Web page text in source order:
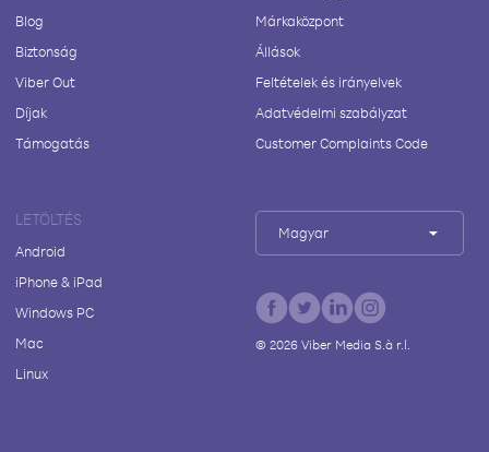
Blog
Biztonság
Viber Out
Díjak
Támogatás
Márkaközpont
Állások
Feltételek és irányelvek
Adatvédelmi szabályzat
Customer Complaints Code
LETÖLTÉS
Android
iPhone & iPad
Windows PC
Mac
Linux
Magyar
© 2026Viber Media S.à r.l.